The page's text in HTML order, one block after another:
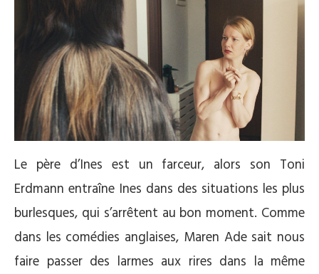
Le père d’Ines est un farceur, alors son Toni
Erdmann entraîne Ines dans des situations les plus
burlesques, qui s’arrêtent au bon moment. Comme
dans les comédies anglaises, Maren Ade sait nous
faire passer des larmes aux rires dans la même